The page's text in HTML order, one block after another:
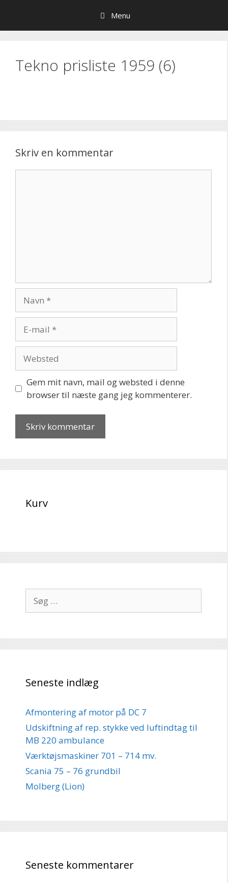
indhold
Menu
Tekno prisliste 1959 (6)
Skriv en kommentar
mail
Gem mit navn, mail og websted i denne
browser til næste gang jeg kommenterer.
Kurv
efter:
Seneste indlæg
Afmontering af motor på DC 7
Udskiftning af rep. stykke ved luftindtag til
MB 220 ambulance
Værktøjsmaskiner 701 – 714 mv.
Scania 75 – 76 grundbil
Molberg (Lion)
Seneste kommentarer